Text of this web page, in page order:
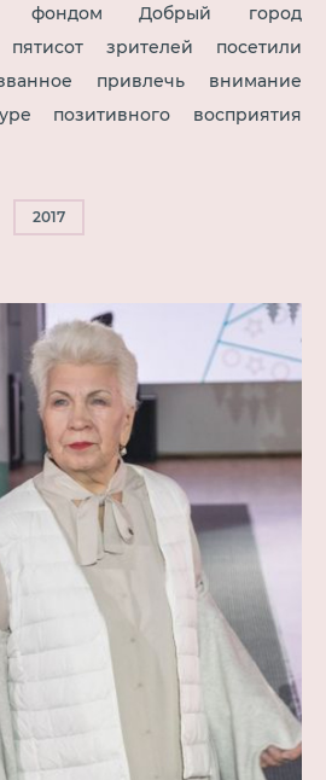
фондом Добрый город
зрителей посетили
привлечь внимание
позитивного восприятия
2017